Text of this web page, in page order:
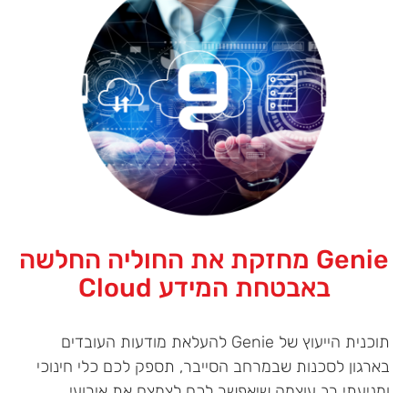
Genie מחזקת את החוליה החלשה
באבטחת המידע Cloud
תוכנית הייעוץ של Genie להעלאת מודעות העובדים
בארגון לסכנות שבמרחב הסייבר, תספק לכם כלי חינוכי